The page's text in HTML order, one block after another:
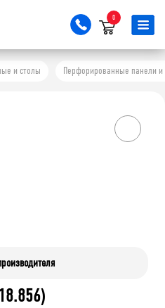
0
и столы Перфорированные панели и